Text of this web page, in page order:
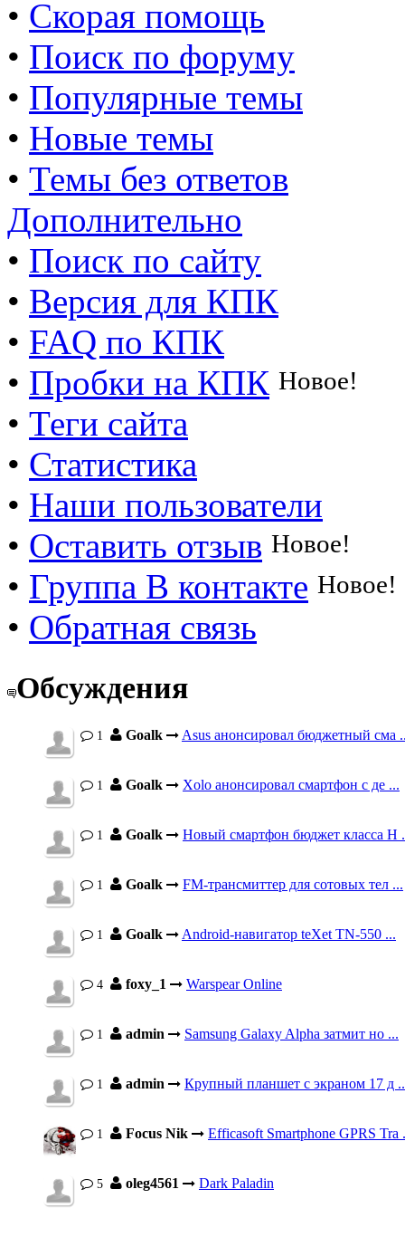
• Скорая помощь
• Поиск по форуму
• Популярные темы
• Новые темы
• Темы без ответов
Дополнительно
• Поиск по сайту
• Версия для КПК
• FAQ по КПК
• Пробки на КПК Новое!
• Теги сайта
• Статистика
• Наши пользователи
• Оставить отзыв Новое!
• Группа В контакте Новое!
• Обратная связь
Обсуждения
1 Goalk Asus анонсировал бюджетный сма
1 Goalk Xolo анонсировал смартфон с де ...
1 Goalk Новый смартфон бюджет класса H
1 Goalk FM-трансмиттер для сотовых тел ...
1 Goalk Android-навигатор teXet TN-550 ...
4 foxy_1 Warspear Online
1 admin Samsung Galaxy Alpha затмит но ...
1 admin Крупный планшет с экраном 17 д
1 Focus Nik Efficasoft Smartphone GPRS Tra
5 oleg4561 Dark Paladin